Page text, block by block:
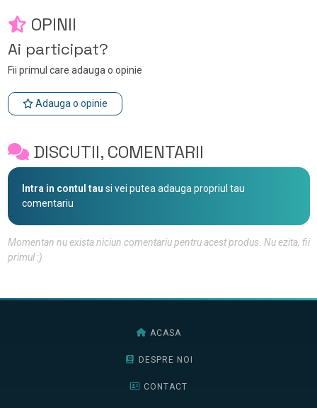
OPINII
Ai participat?
Fii primul care adauga o opinie
Adauga o opinie
DISCUTII, COMENTARII
Intra in contul tau si vei putea adauga propriul tau
comentariu
Momentan nu exista niciun comentariu pentru acest produs. Nu ezita, fii
primul :)
ACASA
DESPRE NOI
CONTACT